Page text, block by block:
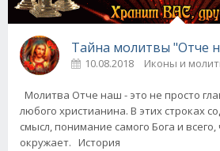
Тайна молитвы "Отче
10.08.2018 Иконы и
Молитва Отче наш - это не просто
любого христианина. В этих строках
смысл, понимание самого Бога и всего,
окружает. История